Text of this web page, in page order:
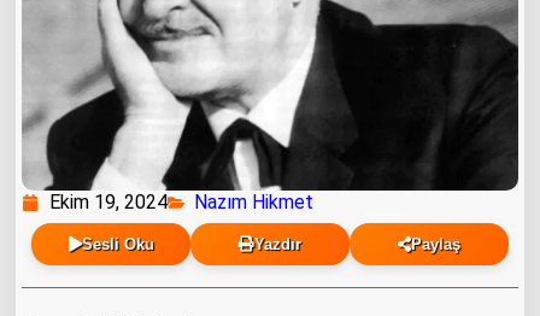
Ekim 19, 2024 Nazım Hikmet
Sesli Oku Yazdır Paylaş